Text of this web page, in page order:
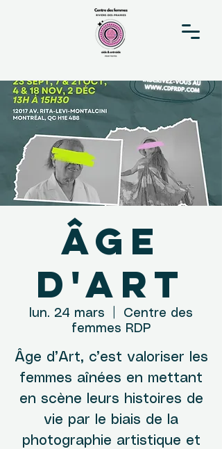
Âge
d'Art
lun. 24 mars
Centre des
femmes RDP
Âge d’Art, c’est valoriser les
femmes aînées en mettant
en scène leurs histoires de
vie par le biais de la
photographie artistique et